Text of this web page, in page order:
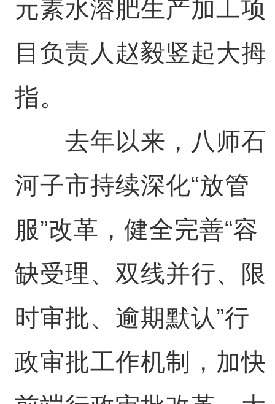
元素水溶肥生产加工项
目负责人赵毅竖起大拇
指。
去年以来，八师石
河子市持续深化“放管
服”改革，健全完善“容
缺受理、双线并行、限
时审批、逾期默认”行
政审批工作机制，加快